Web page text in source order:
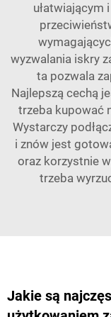
ułatwiającym
wyzwalania iskry
ta pozwala
Najlepszą cechą
trzeba kupować
Wystarczy
i znów jest
oraz korzystnie
trzeba
Jakie są